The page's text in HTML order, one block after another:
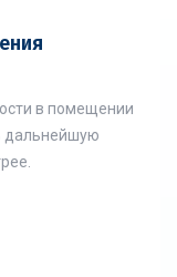
в помещении
дальнейшую